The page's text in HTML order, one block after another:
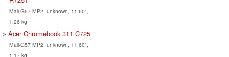
Mali-G57 MP2, unknown, 11.60",
1.26 kg
Acer Chromebook 311 C725
Mali-G57 MP2, unknown, 11.60",
1.17 kg